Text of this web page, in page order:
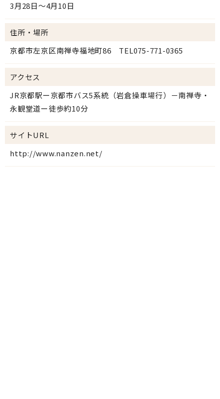
3月28日～4月10日
住所・場所
京都市左京区南禅寺福地町86 TEL075-771-0365
アクセス
JR京都駅ー京都市バス5系統（岩倉操車場行）－南禅寺・
永観堂道ー徒歩約10分
サイトURL
http://www.nanzen.net/